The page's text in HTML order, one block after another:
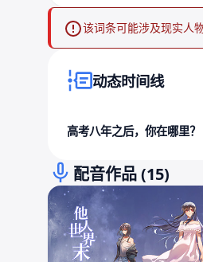
该词条可能涉及现实人
动态时间线
高考八年之后，你在哪里？
配音作品 (15)